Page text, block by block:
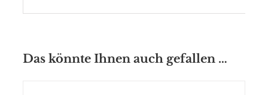
Das könnte Ihnen auch gefallen …